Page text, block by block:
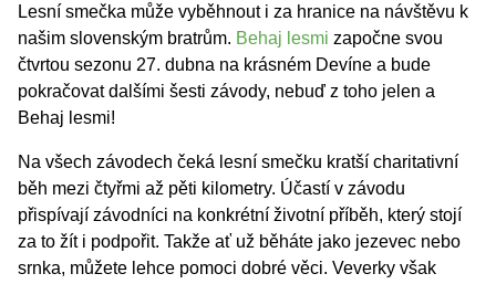
Lesní smečka může vyběhnout i za hranice na návštěvu k
našim slovenským bratrům. Behaj lesmi započne svou
čtvrtou sezonu 27. dubna na krásném Devíne a bude
pokračovat dalšími šesti závody, nebuď z toho jelen a
Behaj lesmi!
Na všech závodech čeká lesní smečku kratší charitativní
běh mezi čtyřmi až pěti kilometry. Účastí v závodu
přispívají závodníci na konkrétní životní příběh, který stojí
za to žít i podpořit. Takže ať už běháte jako jezevec nebo
srnka, můžete lehce pomoci dobré věci. Veverky však